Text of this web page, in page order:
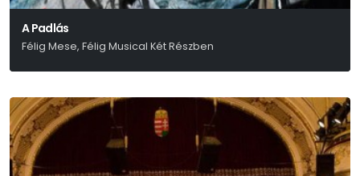
A Padlás
Félig Mese, Félig Musical Két Részben